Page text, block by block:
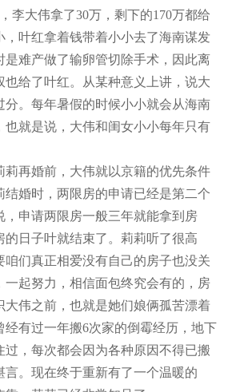
李大伟拿了30万，剩下的170万都给
，叶红拿着钱带着小小去了海南谋发
是难产做了输卵管切除手术，因此离
也给了叶红。从某种意义上讲，说大
分。每年暑假的时候小小就会从海南
也就是说，大伟和闺女小小每年只有
再婚前，大伟就以京籍的优先条件
结婚时，两限房的申请已经是第二个
，申请两限房一般三年就能拿到房
的日子叶就结束了。莉莉听了很高
咱们真正相爱没有自己的房子也没关
一起努力，相信面包终究会有的，房
大伟之前，也就是她们娘俩孤苦漂着
经有过一年搬6次家的倒霉经历，地下
过，每次都会因为各种原因不得已搬
言。现在终于重新有了一个温暖的